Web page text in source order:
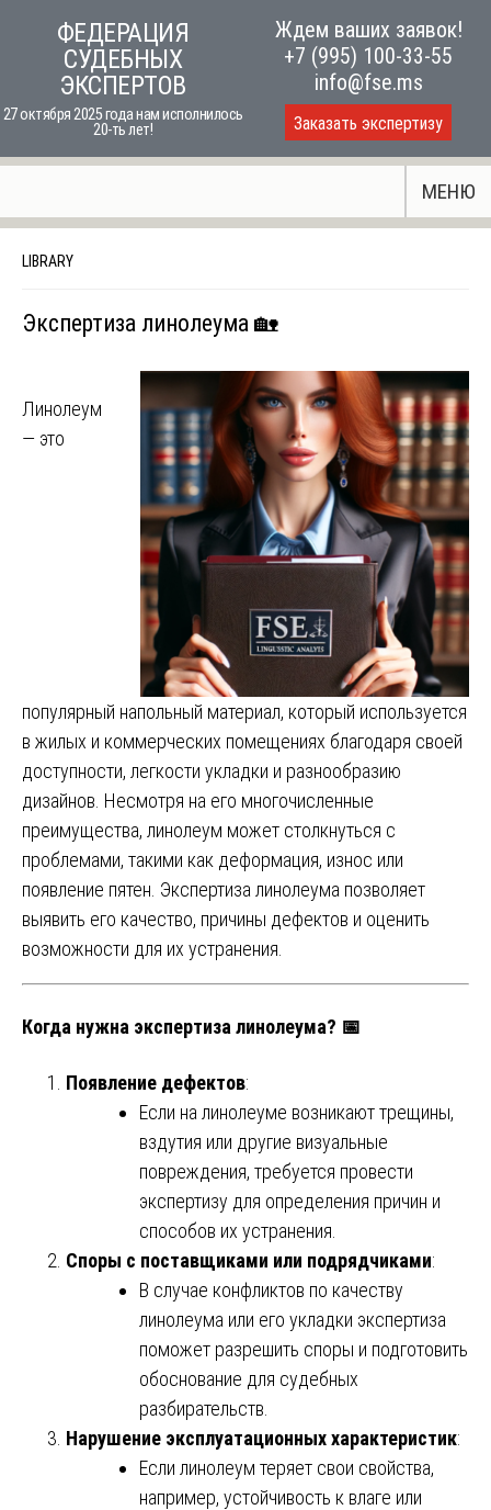
ФЕДЕРАЦИЯ
СУДЕБНЫХ
ЭКСПЕРТОВ
27 октября 2025 года нам исполнилось
20-ть лет!
Ждем ваших заявок!
+7 (995) 100-33-55
info@fse.ms
Заказать экспертизу
МЕНЮ
LIBRARY
Экспертиза линолеума 🏡
Линолеум
— это
популярный напольный материал, который используется
в жилых и коммерческих помещениях благодаря своей
доступности, легкости укладки и разнообразию
дизайнов. Несмотря на его многочисленные
преимущества, линолеум может столкнуться с
проблемами, такими как деформация, износ или
появление пятен. Экспертиза линолеума позволяет
выявить его качество, причины дефектов и оценить
возможности для их устранения.
Когда нужна экспертиза линолеума? 📅
Появление дефектов:
Если на линолеуме возникают трещины,
вздутия или другие визуальные
повреждения, требуется провести
экспертизу для определения причин и
способов их устранения.
Споры с поставщиками или подрядчиками:
В случае конфликтов по качеству
линолеума или его укладки экспертиза
поможет разрешить споры и подготовить
обоснование для судебных
разбирательств.
Нарушение эксплуатационных характеристик:
Если линолеум теряет свои свойства,
например, устойчивость к влаге или